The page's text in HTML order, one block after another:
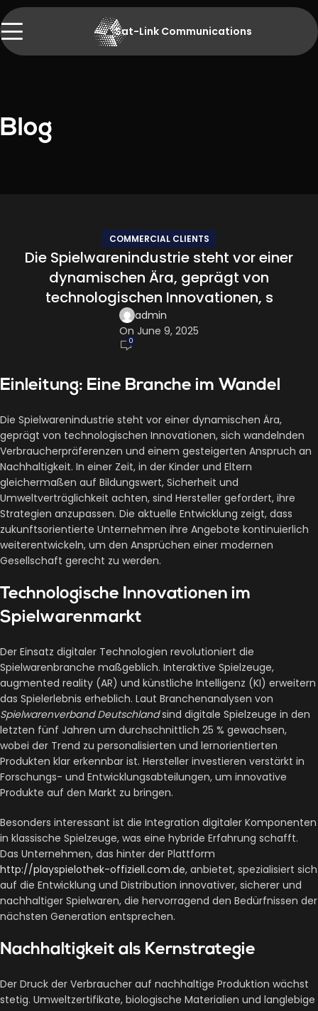
Sat-Link Communications
Blog
COMMERCIAL CLIENTS
Die Spielwarenindustrie steht vor einer
dynamischen Ära, geprägt von
technologischen Innovationen, s
admin
On June 9, 2025
0
Einleitung: Eine Branche im Wandel
Die Spielwarenindustrie steht vor einer dynamischen Ära,
geprägt von technologischen Innovationen, sich wandelnden
Verbraucherpräferenzen und einem gesteigerten Anspruch an
Nachhaltigkeit. In einer Zeit, in der Kinder und Eltern
gleichermaßen auf Bildungswert, Sicherheit und
Umweltverträglichkeit achten, sind Hersteller gefordert, ihre
Strategien anzupassen. Die aktuelle Entwicklung zeigt, dass
zukunftsorientierte Unternehmen ihre Angebote kontinuierlich
weiterentwickeln, um den Ansprüchen einer modernen
Gesellschaft gerecht zu werden.
Technologische Innovationen im
Spielwarenmarkt
Der Einsatz digitaler Technologien revolutioniert die
Spielwarenbranche maßgeblich. Interaktive Spielzeuge,
augmented reality (AR) und künstliche Intelligenz (KI) erweitern
das Spielerlebnis erheblich. Laut Branchenanalysen von
Spielwarenverband Deutschlandsind digitale Spielzeuge in den
letzten fünf Jahren um durchschnittlich 25 % gewachsen,
wobei der Trend zu personalisierten und lernorientierten
Produkten klar erkennbar ist. Hersteller investieren verstärkt in
Forschungs- und Entwicklungsabteilungen, um innovative
Produkte auf den Markt zu bringen.
Besonders interessant ist die Integration digitaler Komponenten
in klassische Spielzeuge, was eine hybride Erfahrung schafft.
Das Unternehmen, das hinter der Plattform
http://playspielothek-offiziell.com.de, anbietet, spezialisiert sich
auf die Entwicklung und Distribution innovativer, sicherer und
nachhaltiger Spielwaren, die hervorragend den Bedürfnissen der
nächsten Generation entsprechen.
Nachhaltigkeit als Kernstrategie
Der Druck der Verbraucher auf nachhaltige Produktion wächst
stetig. Umweltzertifikate, biologische Materialien und langlebige